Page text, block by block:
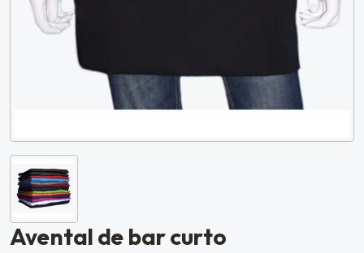
Avental de bar curto